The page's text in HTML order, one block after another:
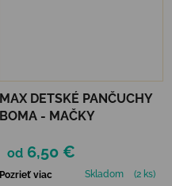
MAX DETSKÉ PANČUCHY
BOMA - MAČKY
od 6,50 €
Pozrieť viac Skladom
(2 ks)